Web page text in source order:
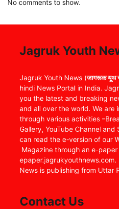
No comments to show.
Jagruk Youth
Jagruk Youth News (जागरूक यूथ
hindi News Portal in India.
you the latest and breaking
and all over the world. We are
through various activities
Gallery, YouTube Channel
can read the e-version of our
Magazine through an e-
News is publishing from Uttar
Contact Us